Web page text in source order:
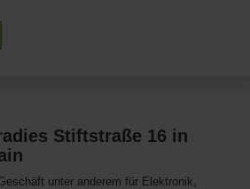
Stiftstraße 16 in
unter anderem für Elektronik,